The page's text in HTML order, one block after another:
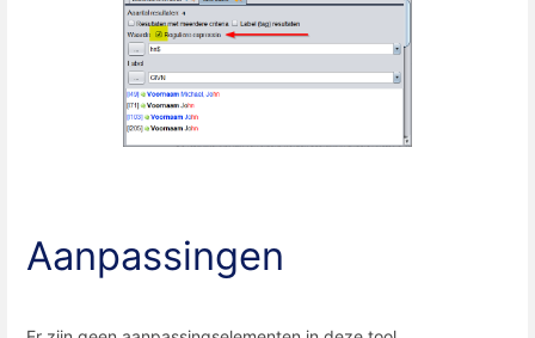
Aanpassingen